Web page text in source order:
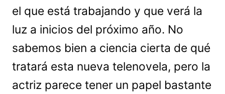
el que está trabajando y que verá la
luz a inicios del próximo año. No
sabemos bien a ciencia cierta de qué
tratará esta nueva telenovela, pero la
actriz parece tener un papel bastante